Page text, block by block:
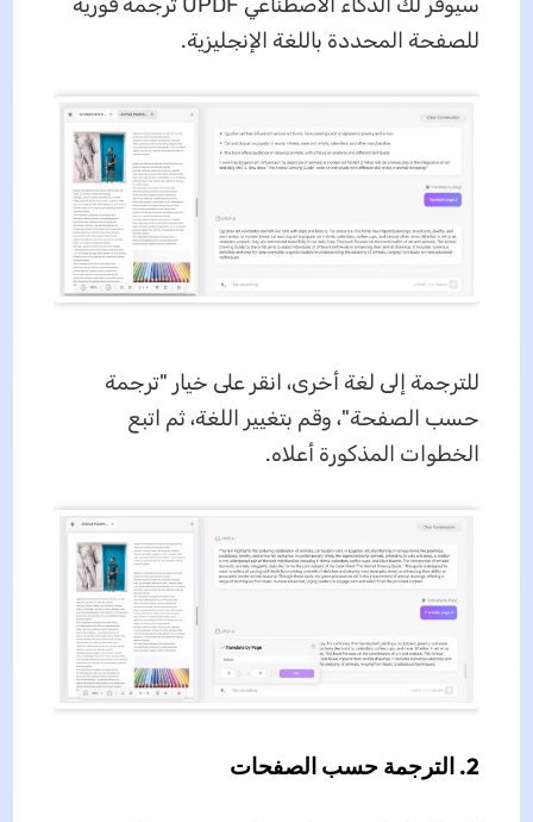
للصفحة المحددة باللغة الإنجليزية.
للترجمة إلى لغة أخرى، انقر على خيار "ترجمة
حسب الصفحة"، وقم بتغيير اللغة، ثم اتبع
الخطوات المذكورة أعلاه.
2. الترجمة حسب الصفحات